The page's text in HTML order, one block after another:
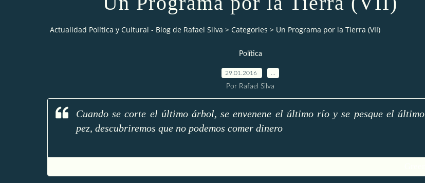
Actualidad Política y Cultural - Blog de Rafael Silva > Categories > Un Programa por la Tierra (VII)
Política
29.01.2016
Por Rafael Silva
Cuando se corte el último árbol, se envenene el último río y se pesque el último
pez, descubriremos que no podemos comer dinero